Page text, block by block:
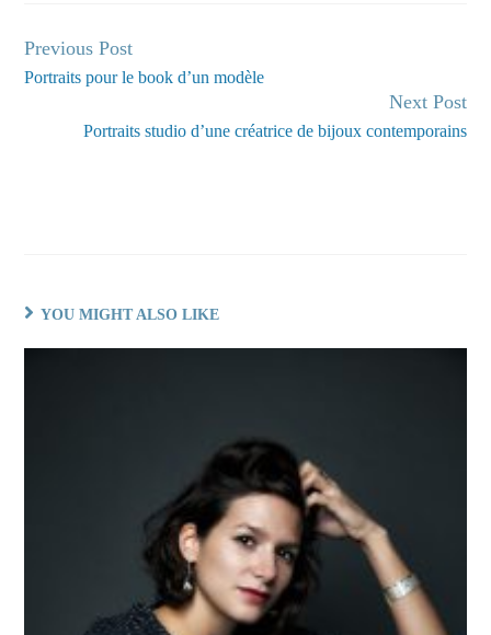
Continue
Reading
Previous Post
Portraits pour le book d’un modèle
Next Post
Portraits studio d’une créatrice de bijoux contemporains
YOU MIGHT ALSO LIKE